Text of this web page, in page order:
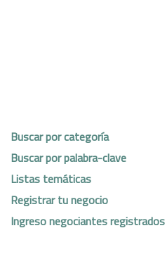
Buscar por categoría
Buscar por palabra-clave
Listas temáticas
Registrar tu negocio
Ingreso negociantes registrados